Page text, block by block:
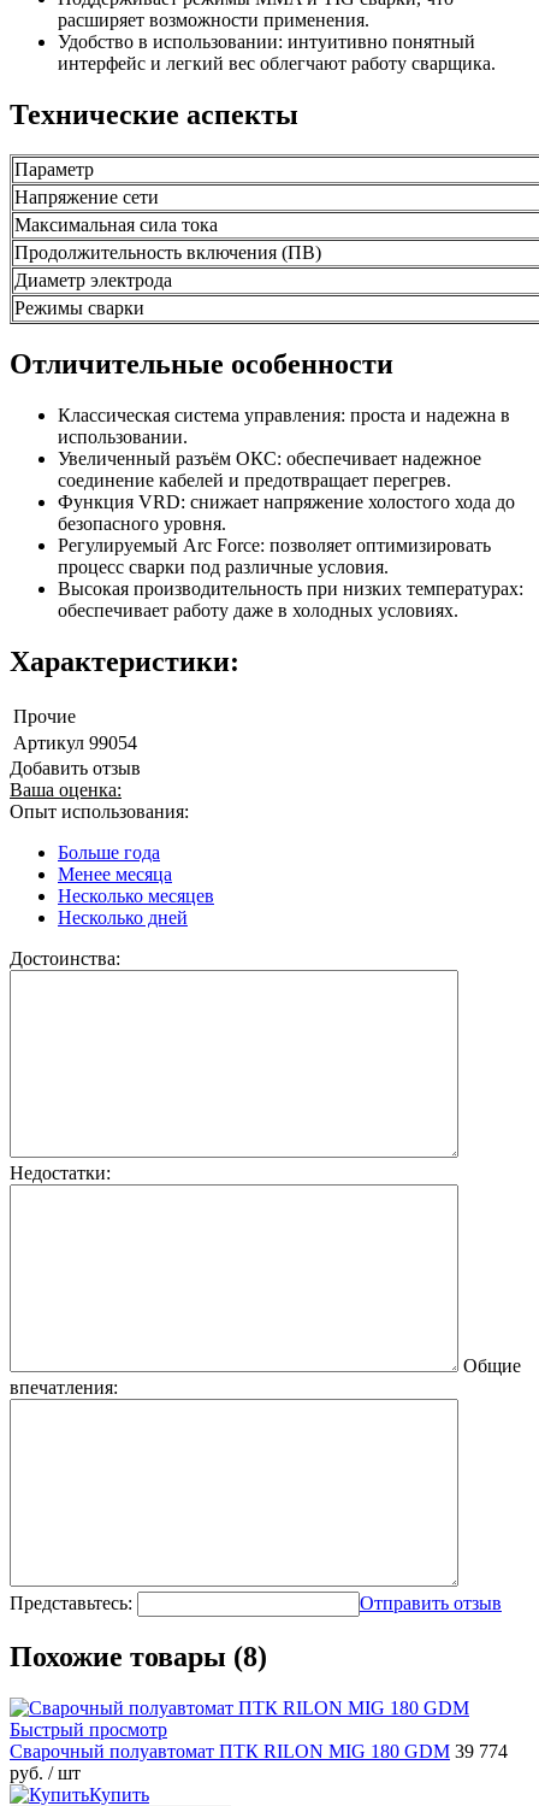
расширяет возможности применения.
Удобство в использовании: интуитивно понятный
интерфейс и легкий вес облегчают работу сварщика.
Технические аспекты
Параметр
Напряжение сети
Максимальная сила тока
Продолжительность включения (ПВ)
Диаметр электрода
Режимы сварки
Отличительные особенности
Классическая система управления: проста и надежна в
использовании.
Увеличенный разъём ОКС: обеспечивает надежное
соединение кабелей и предотвращает перегрев.
Функция VRD: снижает напряжение холостого хода до
безопасного уровня.
Регулируемый Arc Force: позволяет оптимизировать
процесс сварки под различные условия.
Высокая производительность при низких температурах:
обеспечивает работу даже в холодных условиях.
Характеристики:
Прочие
Артикул 99054
Добавить отзыв
Ваша оценка:
Опыт использования:
Больше года
Менее месяца
Несколько месяцев
Несколько дней
Достоинства:
Недостатки:
Общие
впечатления:
Представьтесь: Отправить отзыв
Похожие товары (8)
Быстрый просмотр
Сварочный полуавтомат ПТК RILON MIG 180 GDM 39 774
руб. / шт
Купить